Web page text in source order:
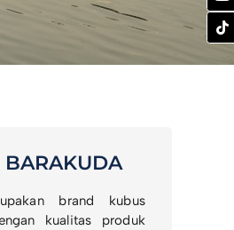
BARAKUDA
brand kubus
kualitas produk